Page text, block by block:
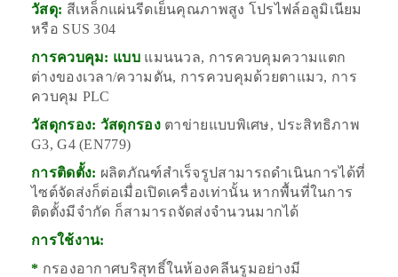
วัสดุ: สีเหล็กแผ่นรีดเย็นคุณภาพสูง โปรไฟล์อลูมิเนียม
หรือ SUS 304
การควบคุม: แบบ แมนนวล, การควบคุมความแตก
ต่างของเวลา/ความดัน, การควบคุมด้วยตาแมว, การ
ควบคุม PLC
วัสดุกรอง: วัสดุกรอง ตาข่ายแบบพิเศษ, ประสิทธิภาพ
G3, G4 (EN779)
การติดตั้ง: ผลิตภัณฑ์สำเร็จรูปสามารถดำเนินการได้ที่
ไซต์จัดส่งก็ต่อเมื่อเปิดเครื่องเท่านั้น หากพื้นที่ในการ
ติดตั้งมีจำกัด ก็สามารถจัดส่งจำนวนมากได้
การใช้งาน:
* กรองอากาศบริสุทธิ์ในห้องคลีนรูมอย่างมี